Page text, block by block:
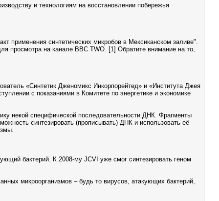
и технологиям на восстановлении побережья
применения синтетических микробов в Мексиканском заливе".
просмотра на канале BBC TWO. [1] Обратите внимание на то,
«Синтетик Дженомикс Инкорпорейтед» и «Института Джея
с показаниями в Комитете по энергетике и экономике
некой специфической последовательности ДНК. Фрагменты
синтезировать (прописывать) ДНК и использовать её
бактерий. К 2008-му JCVI уже смог синтезировать геном
микроорганизмов – будь то вирусов, атакующих бактерий,